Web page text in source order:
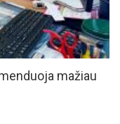
mažiau